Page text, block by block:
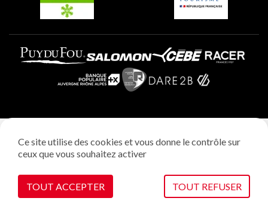
Gestion des cookies
Ce site utilise des cookies et vous donne le contrôle sur
ceux que vous souhaitez activer
TOUT ACCEPTER TOUT REFUSER